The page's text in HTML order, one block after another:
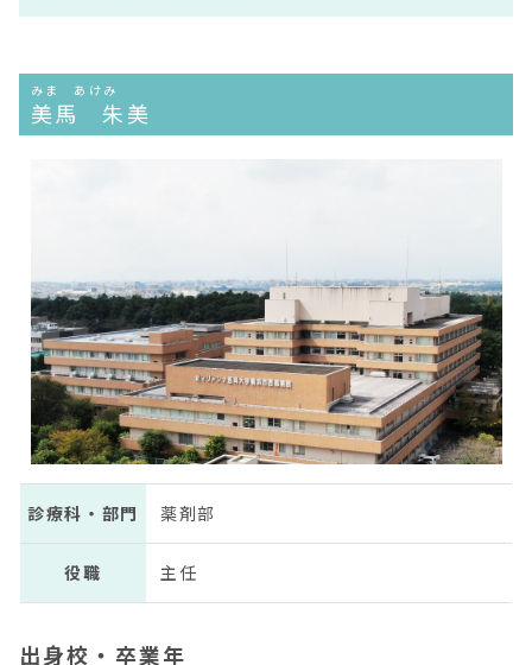
みま あけみ
美馬 朱美
診療科・部門 薬剤部
役職 主任
出身校・卒業年